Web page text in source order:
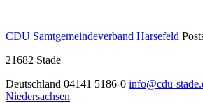
CDU Samtgemeindeverband Harsefeld
21682 Stade
Deutschland 04141 5186-0 info@cdu-
Niedersachsen